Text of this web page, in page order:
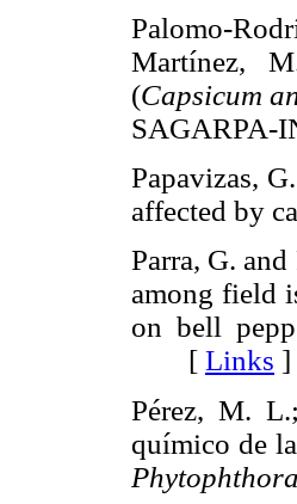
Palomo-
Martínez,
(Capsicum
SAGARPA-
Papavizas,
affected by
Parra, G.
among field
on bell
[ Links ]
Pérez, M.
químico de